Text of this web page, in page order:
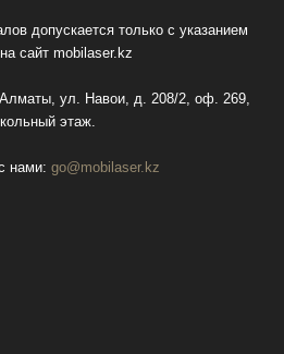
допускается только с указанием
сайт mobilaser.kz
Алматы, ул. Навои, д. 208/2, оф. 269,
этаж.
нами: go@mobilaser.kz